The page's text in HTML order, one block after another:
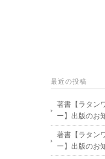
最近の投稿
著書【ラタン
ー】出版のお
著書【ラタン
ー】出版のお